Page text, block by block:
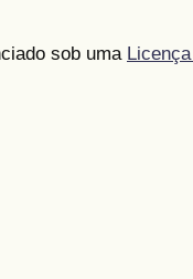
sob uma